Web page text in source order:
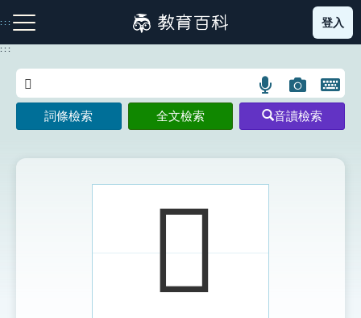
到
主
:::
注音索引圖示 筆畫索引圖示 部首索引表圖示
登入
:::
語
言
搜
示
圖
片
搜
開
鍵
圖
詞條檢索 全文檢索 音讀檢索
𡗼